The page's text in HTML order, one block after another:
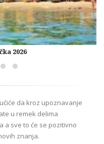
2026
da kroz upoznavanje
u remek delima
a sve to će se pozitivno
znanja.